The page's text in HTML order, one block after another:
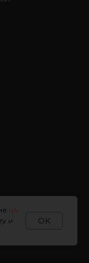
на
и
OK